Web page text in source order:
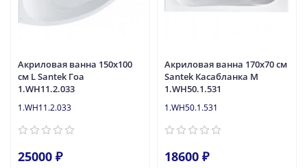
Акриловая ванна 150x100
см L Santek Гоа
1.WH11.2.033
1.WH11.2.033
25000 ₽
Акриловая ванна 170x70 см
Santek Касабланка М
1.WH50.1.531
1.WH50.1.531
18600 ₽